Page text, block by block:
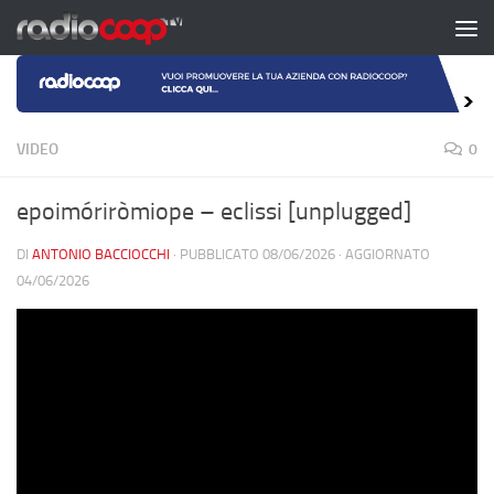
Salta al contenuto
VIDEO 0
epoimóriròmiope – eclissi [unplugged]
DI ANTONIO BACCIOCCHI · PUBBLICATO 08/06/2026 · AGGIORNATO
04/06/2026